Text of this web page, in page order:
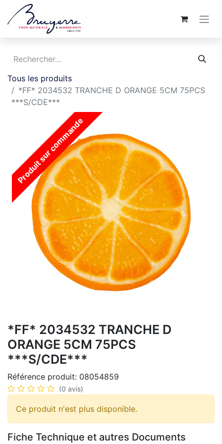
Tous les produits
*FF* 2034532 TRANCHE D ORANGE 5CM 75PCS
***S/CDE***
Produit sur commande
*FF* 2034532 TRANCHE D
ORANGE 5CM 75PCS
***S/CDE***
Référence produit: 08054859
(0 avis)
Ce produit n'est plus disponible.
Fiche Technique et autres Documents